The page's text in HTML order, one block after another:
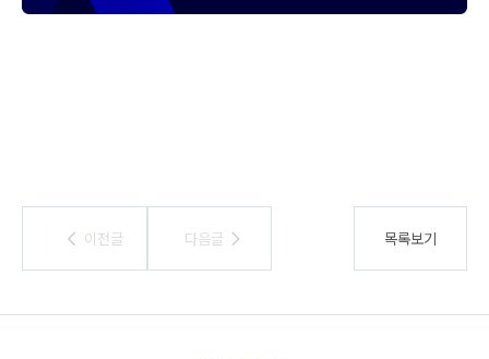
이전글
이전글 다음글
다음글 목록보기